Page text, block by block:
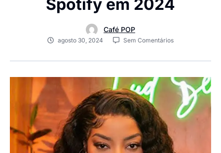
Spotify em 2024
Café POP
agosto 30, 2024 Sem Comentários